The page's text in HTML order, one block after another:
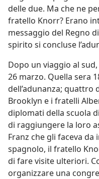
delle due. Ma che ne
fratello Knorr? Erano
messaggio del Regno
spirito si concluse
Dopo un viaggio al
26 marzo. Quella sera
dell’adunanza;
Brooklyn e i fratelli
diplomati della scuola
di raggiungere la loro
Franz che gli faceva da
spagnolo, il fratello
di fare visite ulteriori.
organizzare una